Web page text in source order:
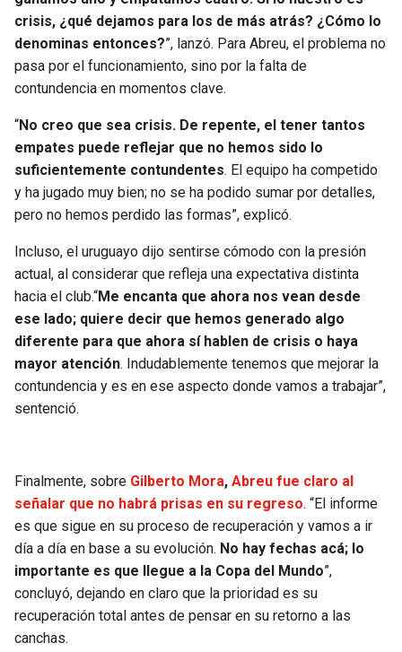
crisis, ¿qué dejamos para los de más atrás? ¿Cómo lo
denominas entonces?”, lanzó. Para Abreu, el problema no
pasa por el funcionamiento, sino por la falta de
contundencia en momentos clave.
“No creo que sea crisis. De repente, el tener tantos
empates puede reflejar que no hemos sido lo
suficientemente contundentes. El equipo ha competido
y ha jugado muy bien; no se ha podido sumar por detalles,
pero no hemos perdido las formas”, explicó.
Incluso, el uruguayo dijo sentirse cómodo con la presión
actual, al considerar que refleja una expectativa distinta
hacia el club.“Me encanta que ahora nos vean desde
ese lado; quiere decir que hemos generado algo
diferente para que ahora sí hablen de crisis o haya
mayor atención. Indudablemente tenemos que mejorar la
contundencia y es en ese aspecto donde vamos a trabajar”,
sentenció.
Finalmente, sobre Gilberto Mora, Abreu fue claro al
señalar que no habrá prisas en su regreso. “El informe
es que sigue en su proceso de recuperación y vamos a ir
día a día en base a su evolución. No hay fechas acá; lo
importante es que llegue a la Copa del Mundo”,
concluyó, dejando en claro que la prioridad es su
recuperación total antes de pensar en su retorno a las
canchas.